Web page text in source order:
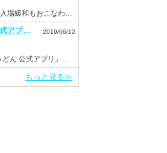
期間限定で“捨てられし者の地”入場緩和もおこなわれる。
『はなまるうどん公式アプリ』がリニューアルして6月11日より配信開始！ 2019/06/12
はなまるうどんが『はなまるうどん 公式アプリ』をInsight Coreで開発
もっと見る≫